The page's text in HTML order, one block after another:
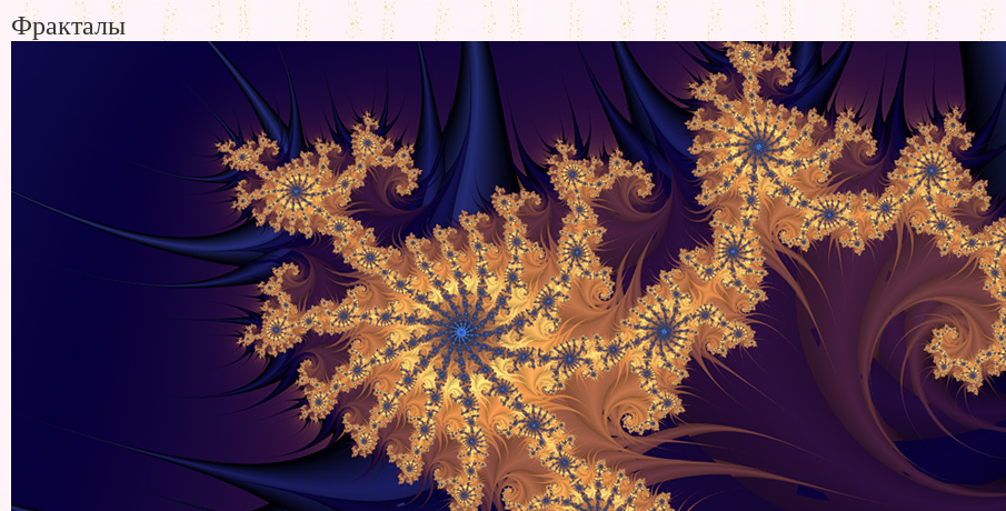
Фракталы